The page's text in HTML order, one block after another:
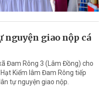
nguyện giao nộp cá
Đam Rông 3 (Lâm Đồng) cho
Kiểm lâm Đam Rông tiếp
tự nguyện giao nộp.